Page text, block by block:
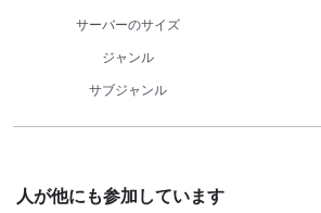
サーバーのサイズ
ジャンル
サブジャンル
人が他にも参加しています